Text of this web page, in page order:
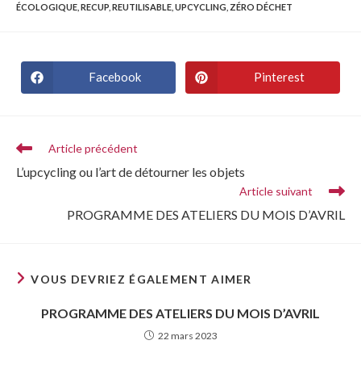
ÉCOLOGIQUE RECUP REUTILISABLE UPCYCLING ZÉRO DÉCHET
Facebook Pinterest
Article précédent
L’upcycling ou l’art de détourner les objets
Article suivant
PROGRAMME DES ATELIERS DU MOIS D’AVRIL​
VOUS DEVRIEZ ÉGALEMENT AIMER
PROGRAMME DES ATELIERS DU MOIS D’AVRIL​
22 mars 2023